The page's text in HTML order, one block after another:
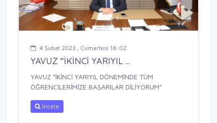
4 Şubat 2023 , Cumartesi 16:02
YAVUZ “İKİNCİ YARIYIL ...
YAVUZ “İKİNCİ YARIYIL DÖNEMİNDE TÜM
ÖĞRENCİLERİMİZE BAŞARILAR DİLİYORUM”
İncele